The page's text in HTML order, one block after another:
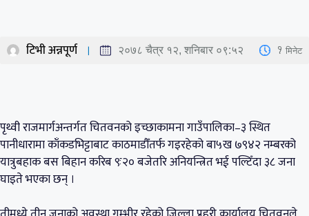
टिभी अन्नपूर्ण २०७८ चैत्र १२, शनिबार ०९:५२ 1 मिनेट
पृथ्वी राजमार्गअन्तर्गत चितवनको इच्छाकामना गाउँपालिका–३ स्थित
पानीधारामा काँकडभिट्टाबाट काठमाडौँतर्फ गइरहेको बा५ख ७९४२ नम्बरको
यात्रुबहाक बस बिहान करिब ९ः२० बजेतरि अनियन्त्रित भई पल्टिँदा ३८ जना
घाइते भएका छन् ।